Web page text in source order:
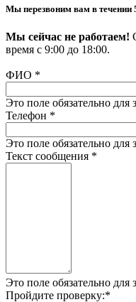
Мы перезвоним вам в течении
Мы сейчас не работаем!
время с 9:00 до 18:00.
ФИО *
Это поле обязательно для
Телефон *
Это поле обязательно для
Текст сообщения *
Это поле обязательно для
Пройдите проверку:*